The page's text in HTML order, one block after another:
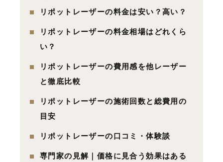
リポットレーザーの料金は安い？高い？
リポットレーザーの料金相場はどれくら
い？
リポットレーザーの費用感を他レーザー
と徹底比較
リポットレーザーの施術回数と総費用の
目安
リポットレーザーの口コミ・体験談
専門家の見解｜価格に見合う効果はある